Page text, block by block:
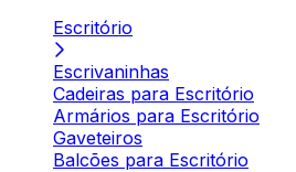
Escritório
Escrivaninhas
Cadeiras para Escritório
Armários para Escritório
Gaveteiros
Balcões para Escritório